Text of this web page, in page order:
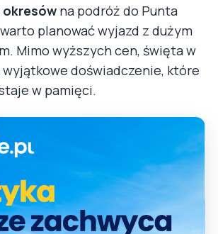
na podróż do Punta
planować wyjazd z dużym
Mimo wyższych cen, święta w
wyjątkowe doświadczenie, które
w pamięci.